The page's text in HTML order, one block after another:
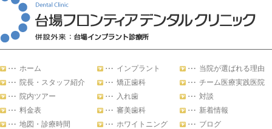
ホーム
院長・スタッフ紹介
院内ツアー
料金表
地図・診療時間
インプラント
矯正歯科
入れ歯
審美歯科
ホワイトニング
当院が選ばれる理由
チーム医療実践医院
対談
新着情報
ブログ